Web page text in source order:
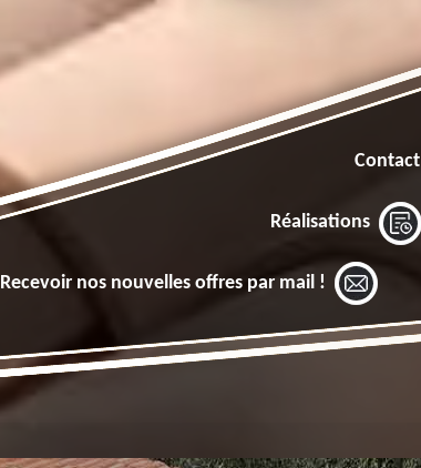
Contact
Réalisations
Recevoir nos nouvelles offres par mail !